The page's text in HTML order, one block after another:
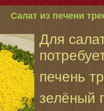
Салат из печени
Для
печень
зелёный